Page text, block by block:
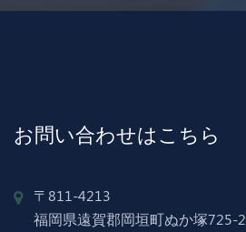
お問い合わせはこちら
〒811-4213
福岡県遠賀郡岡垣町ぬか塚725-2